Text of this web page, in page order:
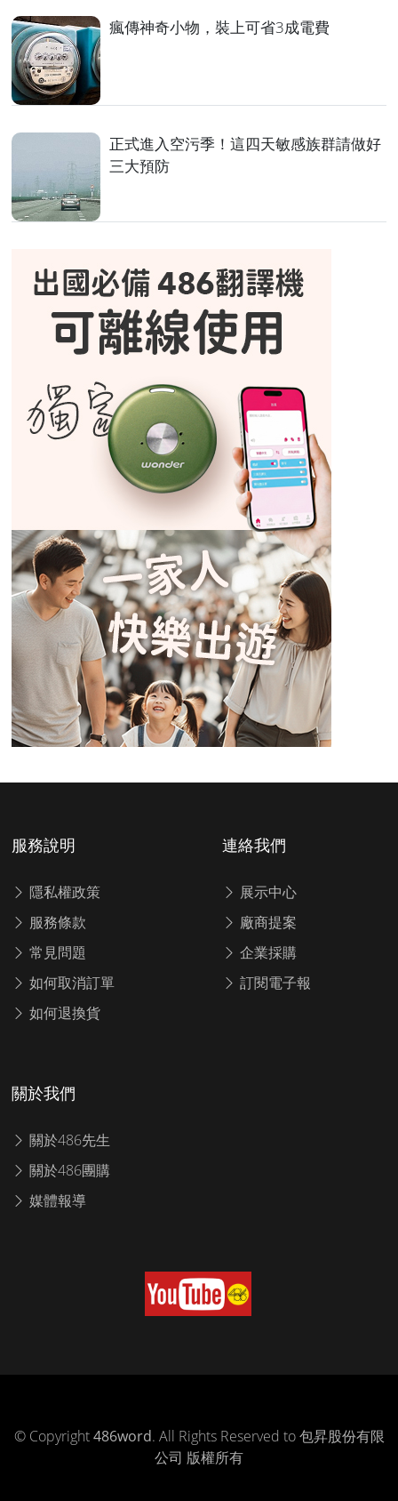
瘋傳神奇小物，裝上可省3成電費
正式進入空污季！這四天敏感族群請做好
三大預防
服務說明
隱私權政策
服務條款
常見問題
如何取消訂單
如何退換貨
連絡我們
展示中心
廠商提案
企業採購
訂閱電子報
關於我們
關於486先生
關於486團購
媒體報導
© Copyright486word. All Rights Reserved to 包昇股份有限
公司 版權所有